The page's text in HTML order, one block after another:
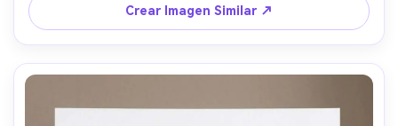
fondo desenfocado, iluminación cinematográfica suave --
ar 4:5
Crear Imagen Similar ↗